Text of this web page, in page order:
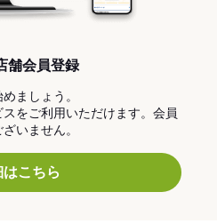
舗会員登録
ましょう。
をご利用いただけます。会員
いません。
はこちら